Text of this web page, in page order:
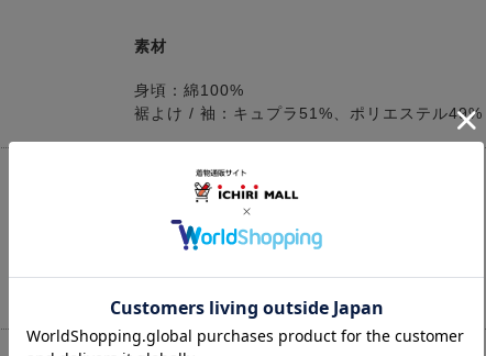
素材
身頃：綿100%
裾よけ / 袖：キュプラ51%、ポリエステル49%
着用シーン
同窓会 / お出かけ / 食事会
お茶席 / 観劇 / コンサート